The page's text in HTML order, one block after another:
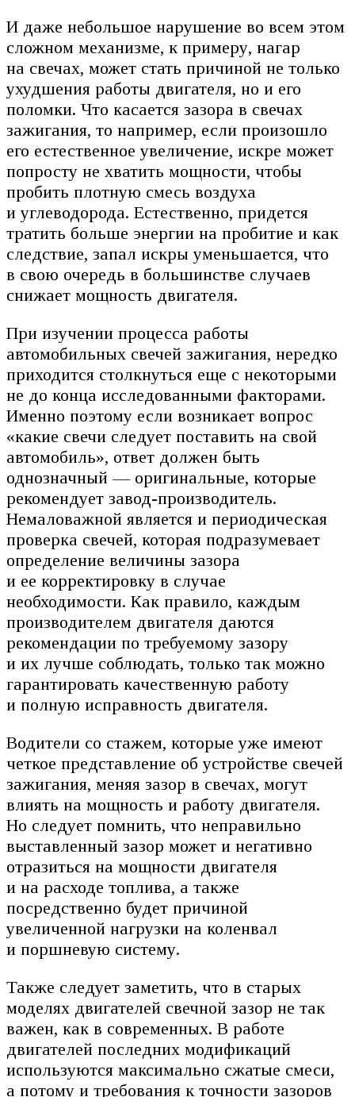
И даже небольшое нарушение во всем этом
сложном механизме, к примеру, нагар
на свечах, может стать причиной не только
ухудшения работы двигателя, но и его
поломки. Что касается зазора в свечах
зажигания, то например, если произошло
его естественное увеличение, искре может
попросту не хватить мощности, чтобы
пробить плотную смесь воздуха
и углеводорода. Естественно, придется
тратить больше энергии на пробитие и как
следствие, запал искры уменьшается, что
в свою очередь в большинстве случаев
снижает мощность двигателя.
При изучении процесса работы
автомобильных свечей зажигания, нередко
приходится столкнуться еще с некоторыми
не до конца исследованными факторами.
Именно поэтому если возникает вопрос
«какие свечи следует поставить на свой
автомобиль», ответ должен быть
однозначный — оригинальные, которые
рекомендует завод-производитель.
Немаловажной является и периодическая
проверка свечей, которая подразумевает
определение величины зазора
и ее корректировку в случае
необходимости. Как правило, каждым
производителем двигателя даются
рекомендации по требуемому зазору
и их лучше соблюдать, только так можно
гарантировать качественную работу
и полную исправность двигателя.
Водители со стажем, которые уже имеют
четкое представление об устройстве свечей
зажигания, меняя зазор в свечах, могут
влиять на мощность и работу двигателя.
Но следует помнить, что неправильно
выставленный зазор может и негативно
отразиться на мощности двигателя
и на расходе топлива, а также
посредственно будет причиной
увеличенной нагрузки на коленвал
и поршневую систему.
Также следует заметить, что в старых
моделях двигателей свечной зазор не так
важен, как в современных. В работе
двигателей последних модификаций
используются максимально сжатые смеси,
а потому и требования к точности зазоров